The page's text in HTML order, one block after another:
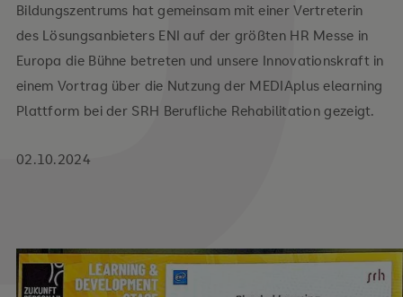
02.10.2024
Bildungszentrums hat gemeinsam mit einer Vertreterin
des Lösungsanbieters ENI auf der größten HR Messe in
Europa die Bühne betreten und unsere Innovationskraft in
einem Vortrag über die Nutzung der MEDIAplus elearning
Plattform bei der SRH Berufliche Rehabilitation gezeigt.